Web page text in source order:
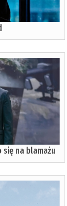
się na blamażu